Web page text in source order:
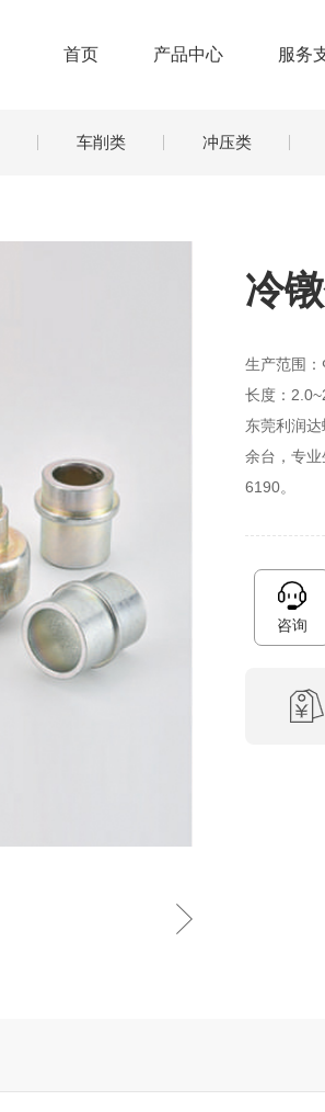
首页 产品中心 服务
车削类 冲压类
冷
生产范围
长度：
东莞利润
余台，专
6190。
咨询